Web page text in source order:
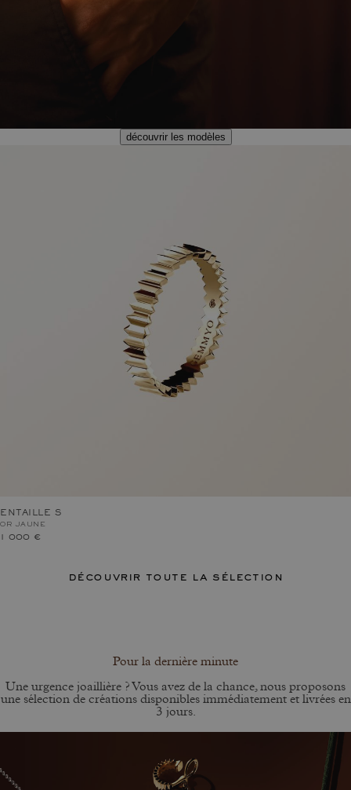
découvrir les modèles
ENTAILLE S
OR JAUNE
1 000 €
découvrir toute la sélection
Pour la dernière minute
Une urgence joaillière ? Vous avez de la chance, nous proposons
une sélection de créations disponibles immédiatement et livrées en
3 jours.